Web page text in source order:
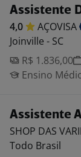
Assistente
4,0
AÇOVISA
Joinville - SC
R$ 1.836,00
Ensino
Assistente
SHOP DAS
Todo Brasil